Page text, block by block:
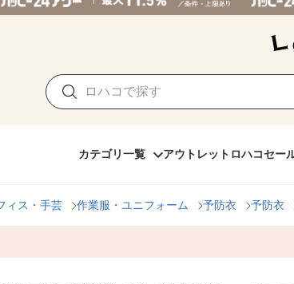
カテゴリ一覧 アウトレット ロハコセー
ィス・手芸 作業服・ユニフォーム 予防衣 予防衣